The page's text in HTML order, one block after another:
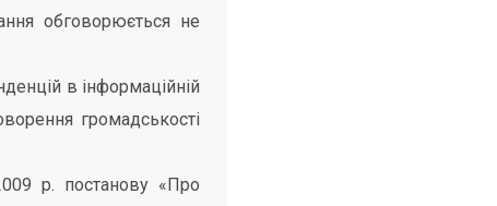
обговорюється не
в інформаційній
громадськості
р. постанову «Про